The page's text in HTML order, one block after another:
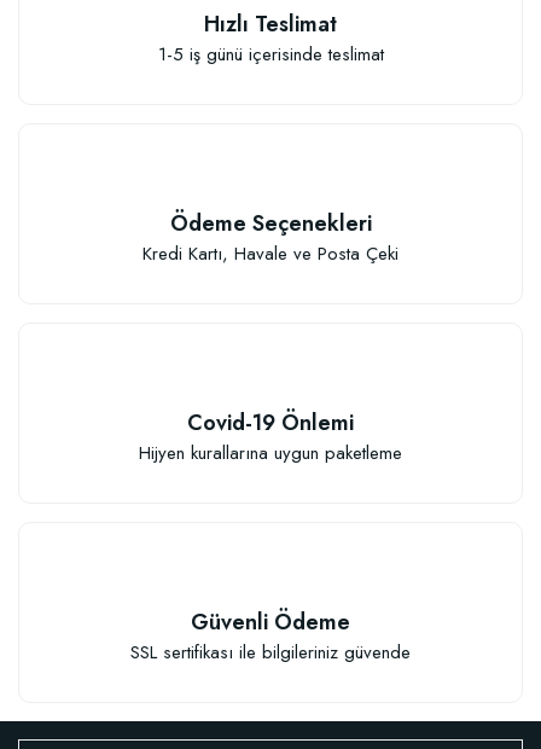
Hızlı Teslimat
1-5 iş günü içerisinde teslimat
Ödeme Seçenekleri
Kredi Kartı, Havale ve Posta Çeki
Covid-19 Önlemi
Hijyen kurallarına uygun paketleme
Güvenli Ödeme
SSL sertifikası ile bilgileriniz güvende